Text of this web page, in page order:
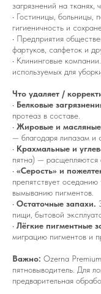
загрязнений на тканях,
• Гостиницы, больницы,
гигиеничность и
• Предприятия
фартуков, салфеток и
• Клининговые
используемых для
Что удаляет /
• Белковые
протеаз в составе.
• Жировые и
— благодаря липазам и
• Крахмальные и
пятна) — расщепляются
• «Серость» и
препятствует
вымыванию пигментов.
• Остаточные запахи.
пищи, бытовой
• Лёгкие пигментные
миграцию пигментов и
Важно: Ozerna
пятновыводитель. Для
предварительная